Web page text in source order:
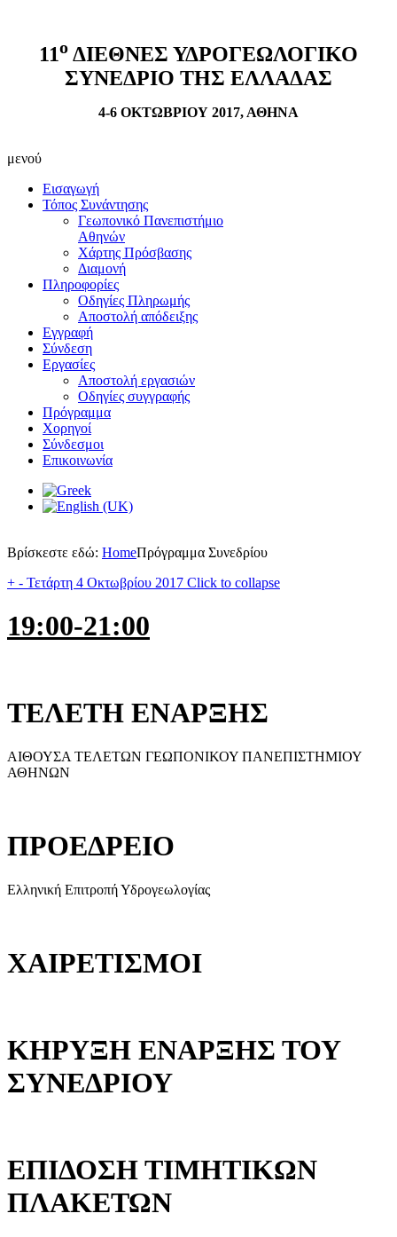
11ο ΔΙΕΘΝΕΣ ΥΔΡΟΓΕΩΛΟΓΙΚΟ
ΣΥΝΕΔΡΙΟ ΤΗΣ ΕΛΛΑΔΑΣ
4-6 ΟΚΤΩΒΡΙΟΥ 2017, ΑΘΗΝΑ
μενού
Εισαγωγή
Τόπος Συνάντησης
Γεωπονικό Πανεπιστήμιο
Αθηνών
Χάρτης Πρόσβασης
Διαμονή
Πληροφορίες
Οδηγίες Πληρωμής
Αποστολή απόδειξης
Εγγραφή
Σύνδεση
Εργασίες
Αποστολή εργασιών
Οδηγίες συγγραφής
Πρόγραμμα
Χορηγοί
Σύνδεσμοι
Επικοινωνία
Βρίσκεστε εδώ: HomeΠρόγραμμα Συνεδρίου
+ - Τετάρτη 4 Οκτωβρίου 2017 Click to collapse
19:00-21:00
ΤΕΛΕΤΗ ΕΝΑΡΞΗΣ
ΑΙΘΟΥΣΑ ΤΕΛΕΤΩΝ ΓΕΩΠΟΝΙΚΟΥ ΠΑΝΕΠΙΣΤΗΜΙΟΥ
ΑΘΗΝΩΝ
ΠΡΟΕΔΡΕΙΟ
Ελληνική Επιτροπή Υδρογεωλογίας
ΧΑΙΡΕΤΙΣΜΟΙ
ΚΗΡΥΞΗ ΕΝΑΡΞΗΣ ΤΟΥ
ΣΥΝΕΔΡΙΟΥ
ΕΠΙΔΟΣΗ ΤΙΜΗΤΙΚΩΝ
ΠΛΑΚΕΤΩΝ